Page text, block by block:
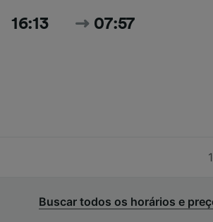
16:13 07:57
Buscar todos os horários e